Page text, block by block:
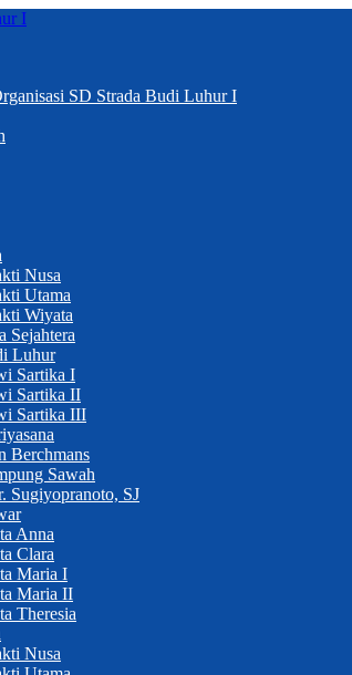
SD Strada Budi Luhur I
Nusa
Utama
Wiyata
Sejahtera
Luhur
Sartika I
Sartika II
Sartika III
Berchmans
Sawah
Sugiyopranoto, SJ
Anna
Clara
Maria I
Maria II
Theresia
Nusa